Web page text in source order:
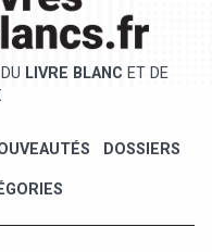
LIVRE BLANC ET DE
DOSSIERS